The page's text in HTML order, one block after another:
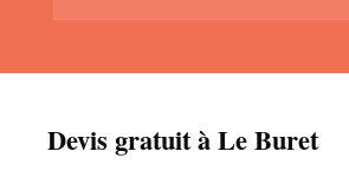
Devis gratuit à Le Buret